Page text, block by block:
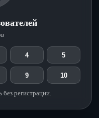
4 5
9 10
регистрации.